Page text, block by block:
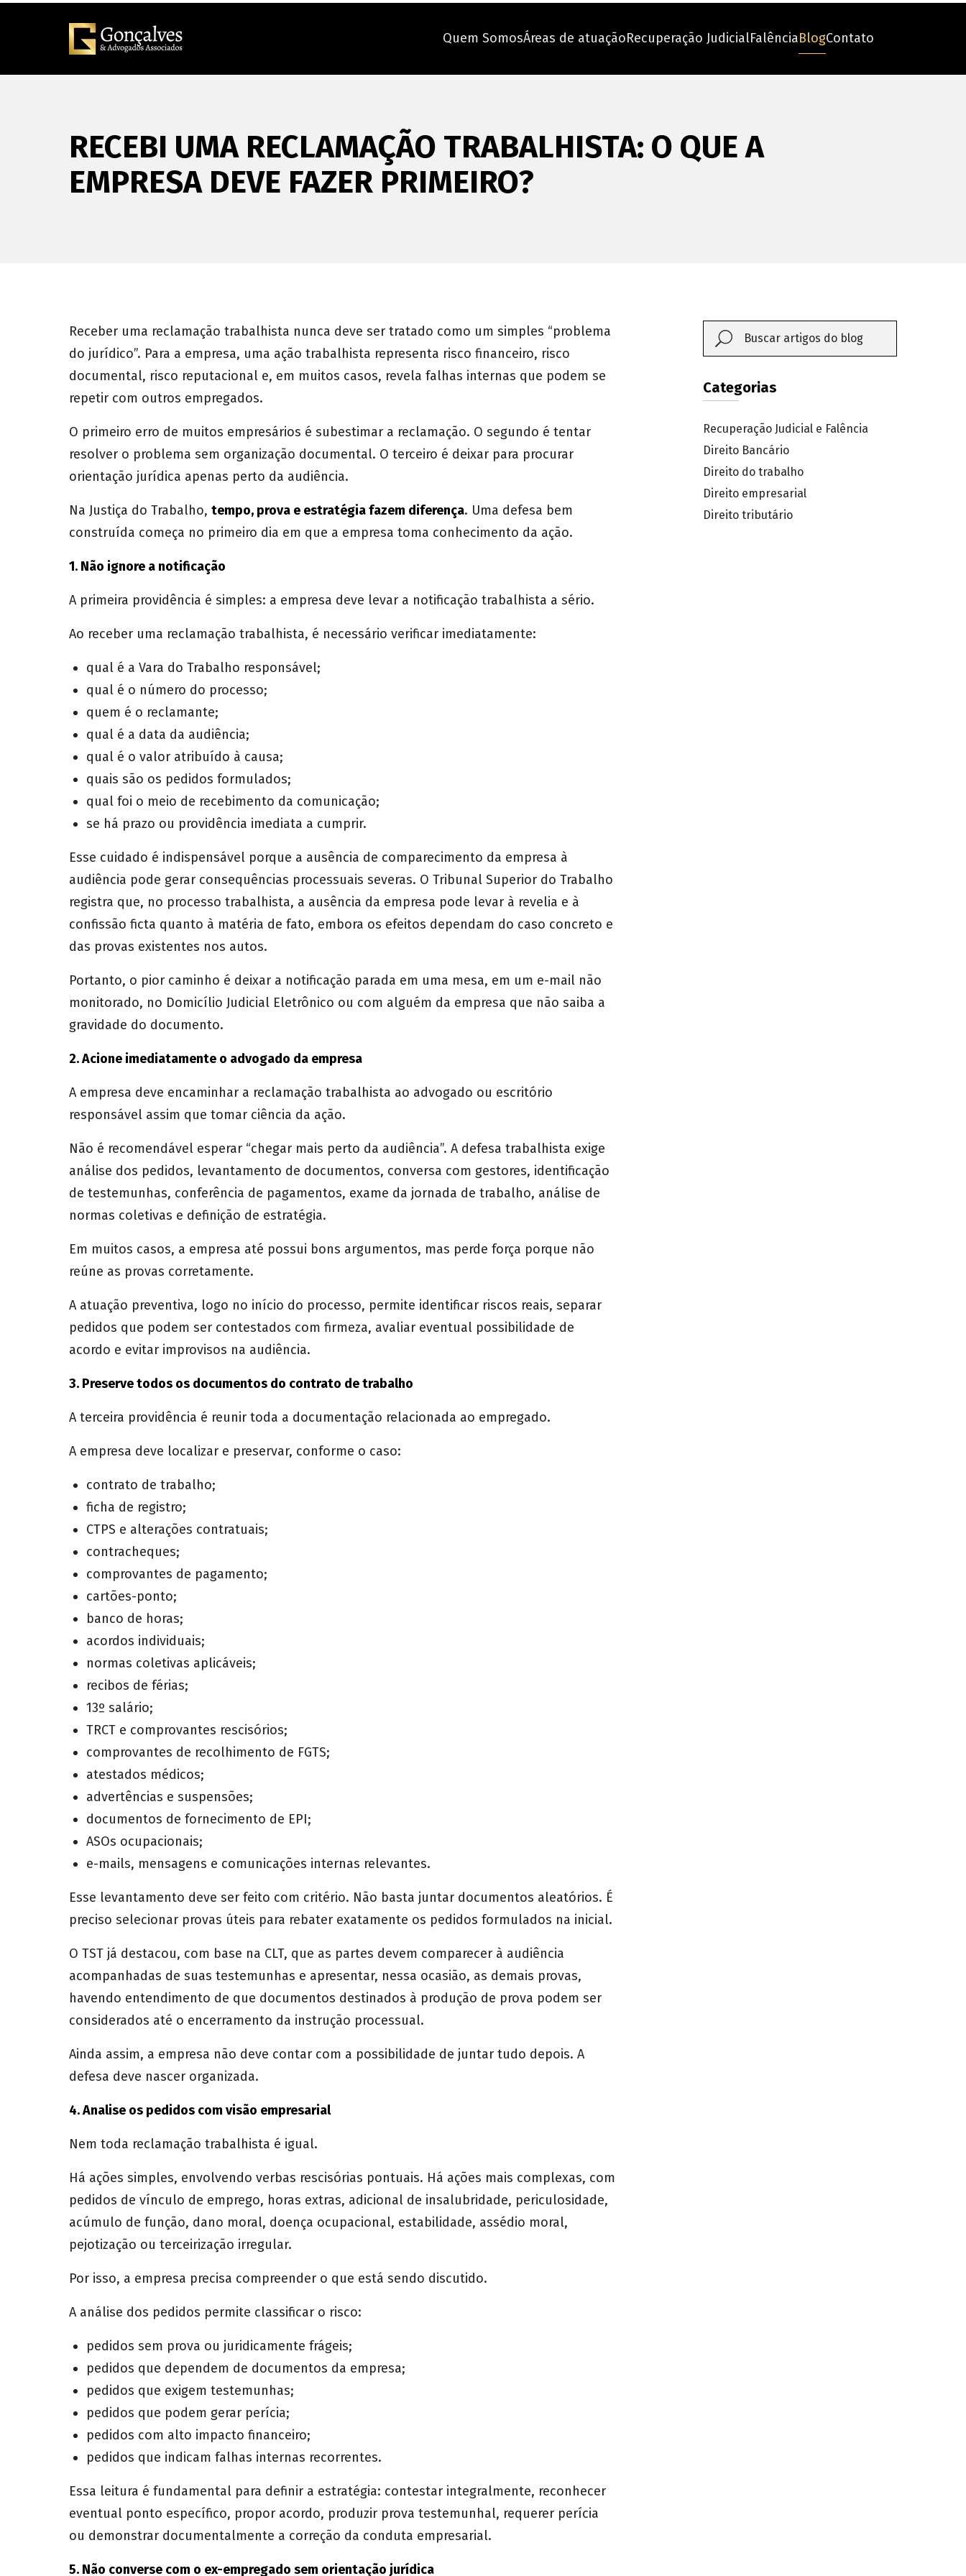
Quem SomosÁreas de atuaçãoRecuperação JudicialFalênciaBlogContato
RECEBI UMA RECLAMAÇÃO TRABALHISTA: O QUE A
EMPRESA DEVE FAZER PRIMEIRO?
Receber uma reclamação trabalhista nunca deve ser tratado como um simples “problema
do jurídico”. Para a empresa, uma ação trabalhista representa risco financeiro, risco
documental, risco reputacional e, em muitos casos, revela falhas internas que podem se
repetir com outros empregados.
O primeiro erro de muitos empresários é subestimar a reclamação. O segundo é tentar
resolver o problema sem organização documental. O terceiro é deixar para procurar
orientação jurídica apenas perto da audiência.
Na Justiça do Trabalho, tempo, prova e estratégia fazem diferença. Uma defesa bem
construída começa no primeiro dia em que a empresa toma conhecimento da ação.
1. Não ignore a notificação
A primeira providência é simples: a empresa deve levar a notificação trabalhista a sério.
Ao receber uma reclamação trabalhista, é necessário verificar imediatamente:
qual é a Vara do Trabalho responsável;
qual é o número do processo;
quem é o reclamante;
qual é a data da audiência;
qual é o valor atribuído à causa;
quais são os pedidos formulados;
qual foi o meio de recebimento da comunicação;
se há prazo ou providência imediata a cumprir.
Esse cuidado é indispensável porque a ausência de comparecimento da empresa à
audiência pode gerar consequências processuais severas. O Tribunal Superior do Trabalho
registra que, no processo trabalhista, a ausência da empresa pode levar à revelia e à
confissão ficta quanto à matéria de fato, embora os efeitos dependam do caso concreto e
das provas existentes nos autos.
Portanto, o pior caminho é deixar a notificação parada em uma mesa, em um e-mail não
monitorado, no Domicílio Judicial Eletrônico ou com alguém da empresa que não saiba a
gravidade do documento.
2. Acione imediatamente o advogado da empresa
A empresa deve encaminhar a reclamação trabalhista ao advogado ou escritório
responsável assim que tomar ciência da ação.
Não é recomendável esperar “chegar mais perto da audiência”. A defesa trabalhista exige
análise dos pedidos, levantamento de documentos, conversa com gestores, identificação
de testemunhas, conferência de pagamentos, exame da jornada de trabalho, análise de
normas coletivas e definição de estratégia.
Em muitos casos, a empresa até possui bons argumentos, mas perde força porque não
reúne as provas corretamente.
A atuação preventiva, logo no início do processo, permite identificar riscos reais, separar
pedidos que podem ser contestados com firmeza, avaliar eventual possibilidade de
acordo e evitar improvisos na audiência.
3. Preserve todos os documentos do contrato de trabalho
A terceira providência é reunir toda a documentação relacionada ao empregado.
A empresa deve localizar e preservar, conforme o caso:
contrato de trabalho;
ficha de registro;
CTPS e alterações contratuais;
contracheques;
comprovantes de pagamento;
cartões-ponto;
banco de horas;
acordos individuais;
normas coletivas aplicáveis;
recibos de férias;
13º salário;
TRCT e comprovantes rescisórios;
comprovantes de recolhimento de FGTS;
atestados médicos;
advertências e suspensões;
documentos de fornecimento de EPI;
ASOs ocupacionais;
e-mails, mensagens e comunicações internas relevantes.
Esse levantamento deve ser feito com critério. Não basta juntar documentos aleatórios. É
preciso selecionar provas úteis para rebater exatamente os pedidos formulados na inicial.
O TST já destacou, com base na CLT, que as partes devem comparecer à audiência
acompanhadas de suas testemunhas e apresentar, nessa ocasião, as demais provas,
havendo entendimento de que documentos destinados à produção de prova podem ser
considerados até o encerramento da instrução processual.
Ainda assim, a empresa não deve contar com a possibilidade de juntar tudo depois. A
defesa deve nascer organizada.
4. Analise os pedidos com visão empresarial
Nem toda reclamação trabalhista é igual.
Há ações simples, envolvendo verbas rescisórias pontuais. Há ações mais complexas, com
pedidos de vínculo de emprego, horas extras, adicional de insalubridade, periculosidade,
acúmulo de função, dano moral, doença ocupacional, estabilidade, assédio moral,
pejotização ou terceirização irregular.
Por isso, a empresa precisa compreender o que está sendo discutido.
A análise dos pedidos permite classificar o risco:
pedidos sem prova ou juridicamente frágeis;
pedidos que dependem de documentos da empresa;
pedidos que exigem testemunhas;
pedidos que podem gerar perícia;
pedidos com alto impacto financeiro;
pedidos que indicam falhas internas recorrentes.
Essa leitura é fundamental para definir a estratégia: contestar integralmente, reconhecer
eventual ponto específico, propor acordo, produzir prova testemunhal, requerer perícia
ou demonstrar documentalmente a correção da conduta empresarial.
5. Não converse com o ex-empregado sem orientação jurídica
Categorias
Recuperação Judicial e Falência
Direito Bancário
Direito do trabalho
Direito empresarial
Direito tributário